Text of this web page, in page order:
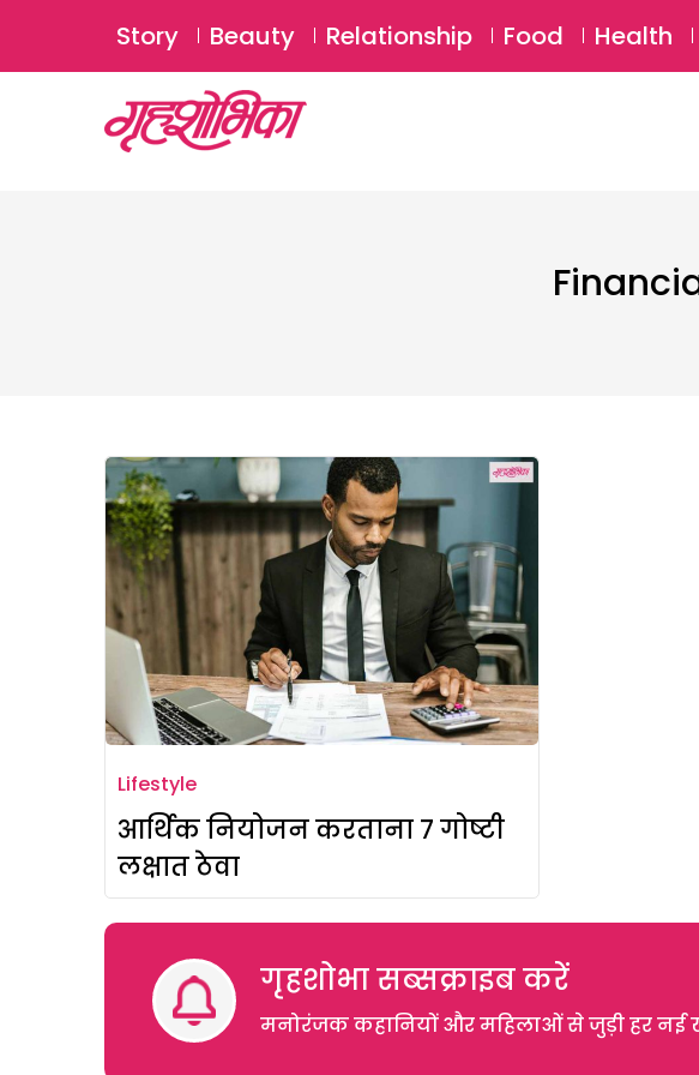
Story Beauty Relationship Food Health
Lifestyle
आर्थिक नियोजन करताना 7 गोष्टी
लक्षात ठेवा
गृहशोभा सब्सक्राइब करें
मनोरंजक कहानियों और महिलाओं से जुड़ी हर नई